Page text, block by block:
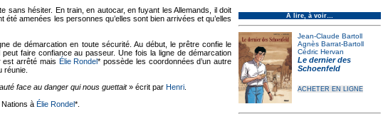
À lire, à voir…
Jean-Claude Bartoll
Agnès Barrat-Bartoll
Cédric Hervan
Le dernier des
Schoenfeld
ACHETER EN LIGNE
sans hésiter. En train, en autocar, en fuyant les Allemands, il doit
amenées les personnes qu’elles sont bien arrivées et qu’elles
de démarcation en toute sécurité. Au début, le prêtre confie le
faire confiance au passeur. Une fois la ligne de démarcation
est arrêté mais Élie Rondel* possède les coordonnées d’un autre
réunie.
face au danger qui nous guettait» écrit par Henri
à Élie Rondel*.